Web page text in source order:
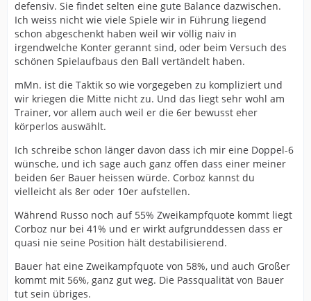
defensiv. Sie findet selten eine gute Balance dazwischen.
Ich weiss nicht wie viele Spiele wir in Führung liegend
schon abgeschenkt haben weil wir völlig naiv in
irgendwelche Konter gerannt sind, oder beim Versuch des
schönen Spielaufbaus den Ball vertändelt haben.
mMn. ist die Taktik so wie vorgegeben zu kompliziert und
wir kriegen die Mitte nicht zu. Und das liegt sehr wohl am
Trainer, vor allem auch weil er die 6er bewusst eher
körperlos auswählt.
Ich schreibe schon länger davon dass ich mir eine Doppel-6
wünsche, und ich sage auch ganz offen dass einer meiner
beiden 6er Bauer heissen würde. Corboz kannst du
vielleicht als 8er oder 10er aufstellen.
Während Russo noch auf 55% Zweikampfquote kommt liegt
Corboz nur bei 41% und er wirkt aufgrunddessen dass er
quasi nie seine Position hält destabilisierend.
Bauer hat eine Zweikampfquote von 58%, und auch Großer
kommt mit 56%, ganz gut weg. Die Passqualität von Bauer
tut sein übriges.